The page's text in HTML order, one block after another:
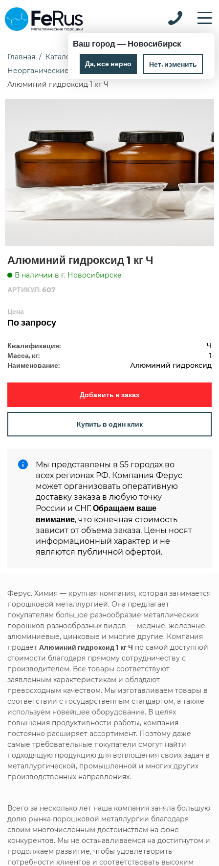
Ваш город — Новосибирск
Да, все верно Нет, изменить
Главная Каталог
Химические реактивы
Неорганические реактивы
Алюминий гидроксид 1 кг Ч
Алюминий гидроксид 1 кг Ч
В наличии в г. Новосибирске
АРТИКУЛ: 607
Цена
По запросу
Квалификация: Ч
Масса, кг: 1
Наименование: Алюминий гидроксид
Добавить в заказ
Купить в один клик
Мы представлены в 55 городах во
всех регионах РФ. Компания Ферус
может организовать оперативную
доставку заказа в любую точку
России и СНГ. Обращаем ваше
внимание, что конечная стоимость
зависит от объема заказа. Цены носят
информационный характер и не
являются публичной офертой.
Ферус. Химия — крупная компания, которая занимается
порошковой металлургией. Она предлагает
покупателям большое разнообразие металлических
порошков разнообразных видов — медные, железные,
алюминиевые, цинковые и многие другие. Компания
продает Алюминий гидроксид 1 кг Ч по самой доступной
стоимости благодаря прямому сотрудничеству с
производителем. Все товары соответствуют
заявленным характеристикам и обладают
превосходным качеством. Мы изготавливаем товары в
соответствии с государственным стандартом, а также
используем новейшее оборудование. В целях
повышения продуктивности работы, компания
постоянно расширяет ассортимент. Поэтому даже
самые требовательные покупатели смогут найти
подходящую продукцию для воплощения своих задач в
металлургической, промышленной и многих других
производственных направлениях.
Всего за несколько лет наша компания заняла большую
долю рынка порошковой металлургии благодаря
своим многочисленным достоинствам на фоне
конкурентов. Мы не останавливаемся на достигнутом и
продолжаем развитие, чтобы удовлетворить
потребности клиентов и соответствовать высоким